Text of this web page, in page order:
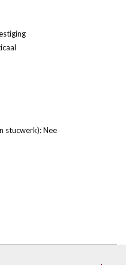
stucwerk): Nee